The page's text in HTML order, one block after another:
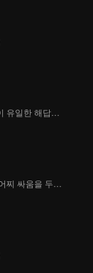
인류의 진화만이 유일한 해답이다